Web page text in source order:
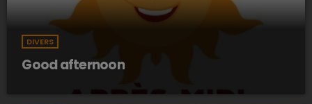
DIVERS
Good afternoon